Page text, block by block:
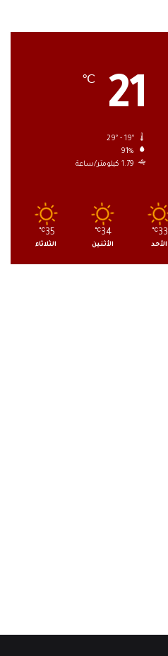
21
℃
91%
1.79 كيلومتر/ساعة
33
℃
الأحد
34
℃
الأثنين
35
℃
الثلاثاء